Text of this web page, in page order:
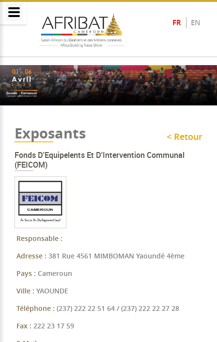
FR EN
Exposants < Retour
Fonds D'Equipelents Et D'Intervention Communal
(FEICOM)
Responsable :
Adresse : 381 Rue 4561 MIMBOMAN Yaoundé 4ème
Pays : Cameroun
Ville : YAOUNDE
Téléphone : (237) 222 22 51 64 / (237) 222 22 27 28
Fax : 222 23 17 59